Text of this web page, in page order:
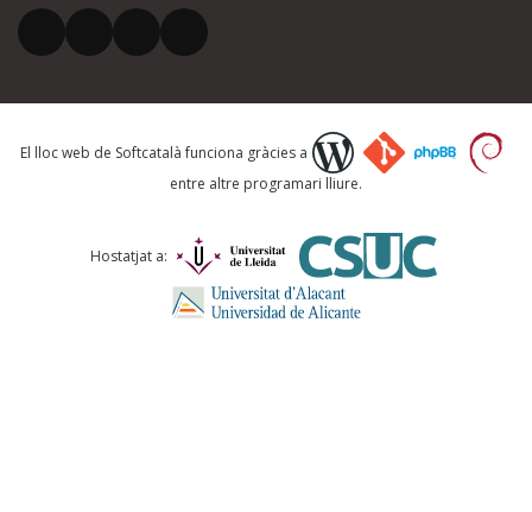
El vostre correu electrònic *
Què proposeu?
Comentari *
El lloc web de Softcatalà funciona gràcies a
entre altre programari lliure.
Hostatjat a: